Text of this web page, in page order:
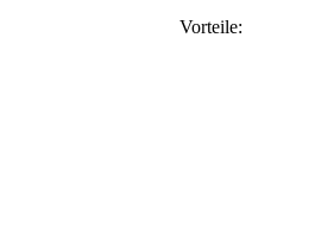
Vorteile: